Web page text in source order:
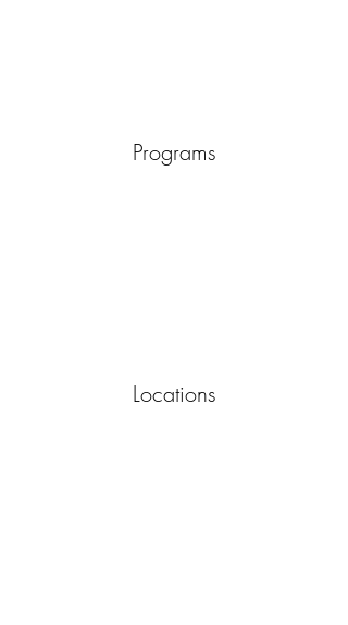
Programs
Locations